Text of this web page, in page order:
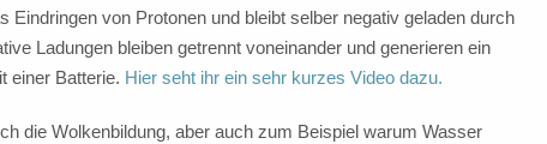
Eindringen von Protonen und bleibt selber negativ geladen durch
Ladungen bleiben getrennt voneinander und generieren ein
einer Batterie. Hier seht ihr ein sehr kurzes Video dazu.
die Wolkenbildung, aber auch zum Beispiel warum Wasser